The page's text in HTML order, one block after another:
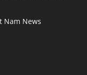
Nam News